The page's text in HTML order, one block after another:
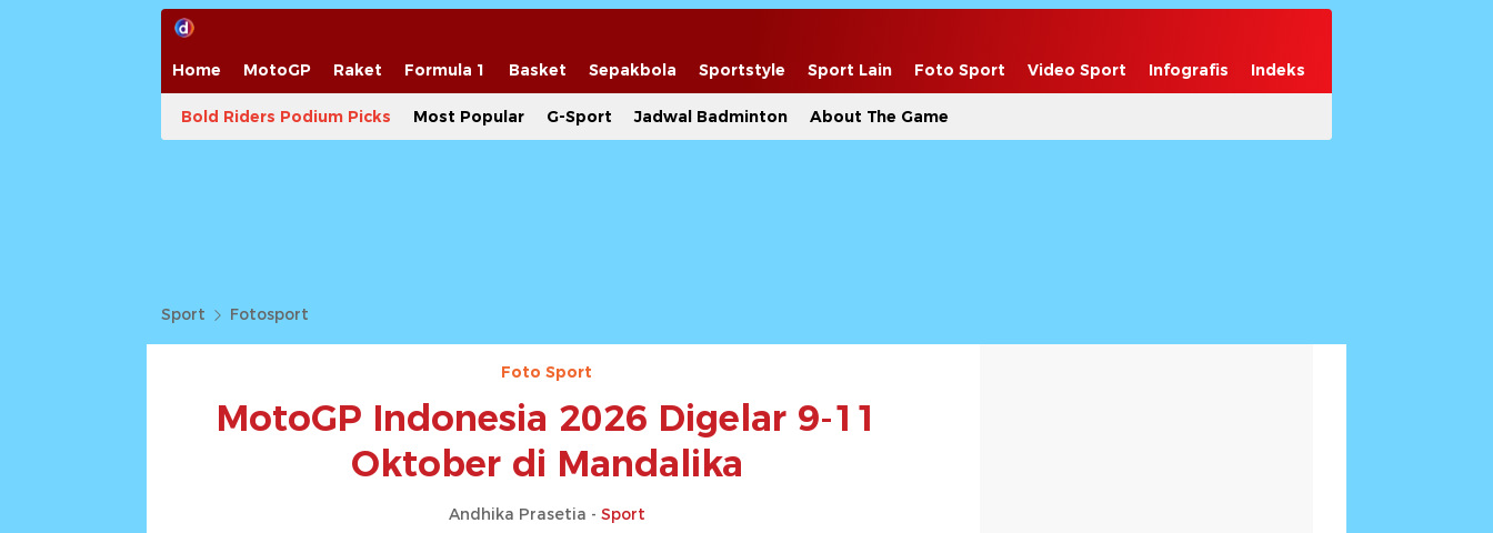
Home MotoGP Raket Formula 1 Basket Sepakbola Sportstyle Sport Lain Foto Sport Video Sport Infografis Indeks
Bold Riders Podium Picks Most Popular G-Sport Jadwal Badminton About The Game
Sport Fotosport
Foto Sport
MotoGP Indonesia 2026 Digelar 9-11
Oktober di Mandalika
Andhika Prasetia - Sport